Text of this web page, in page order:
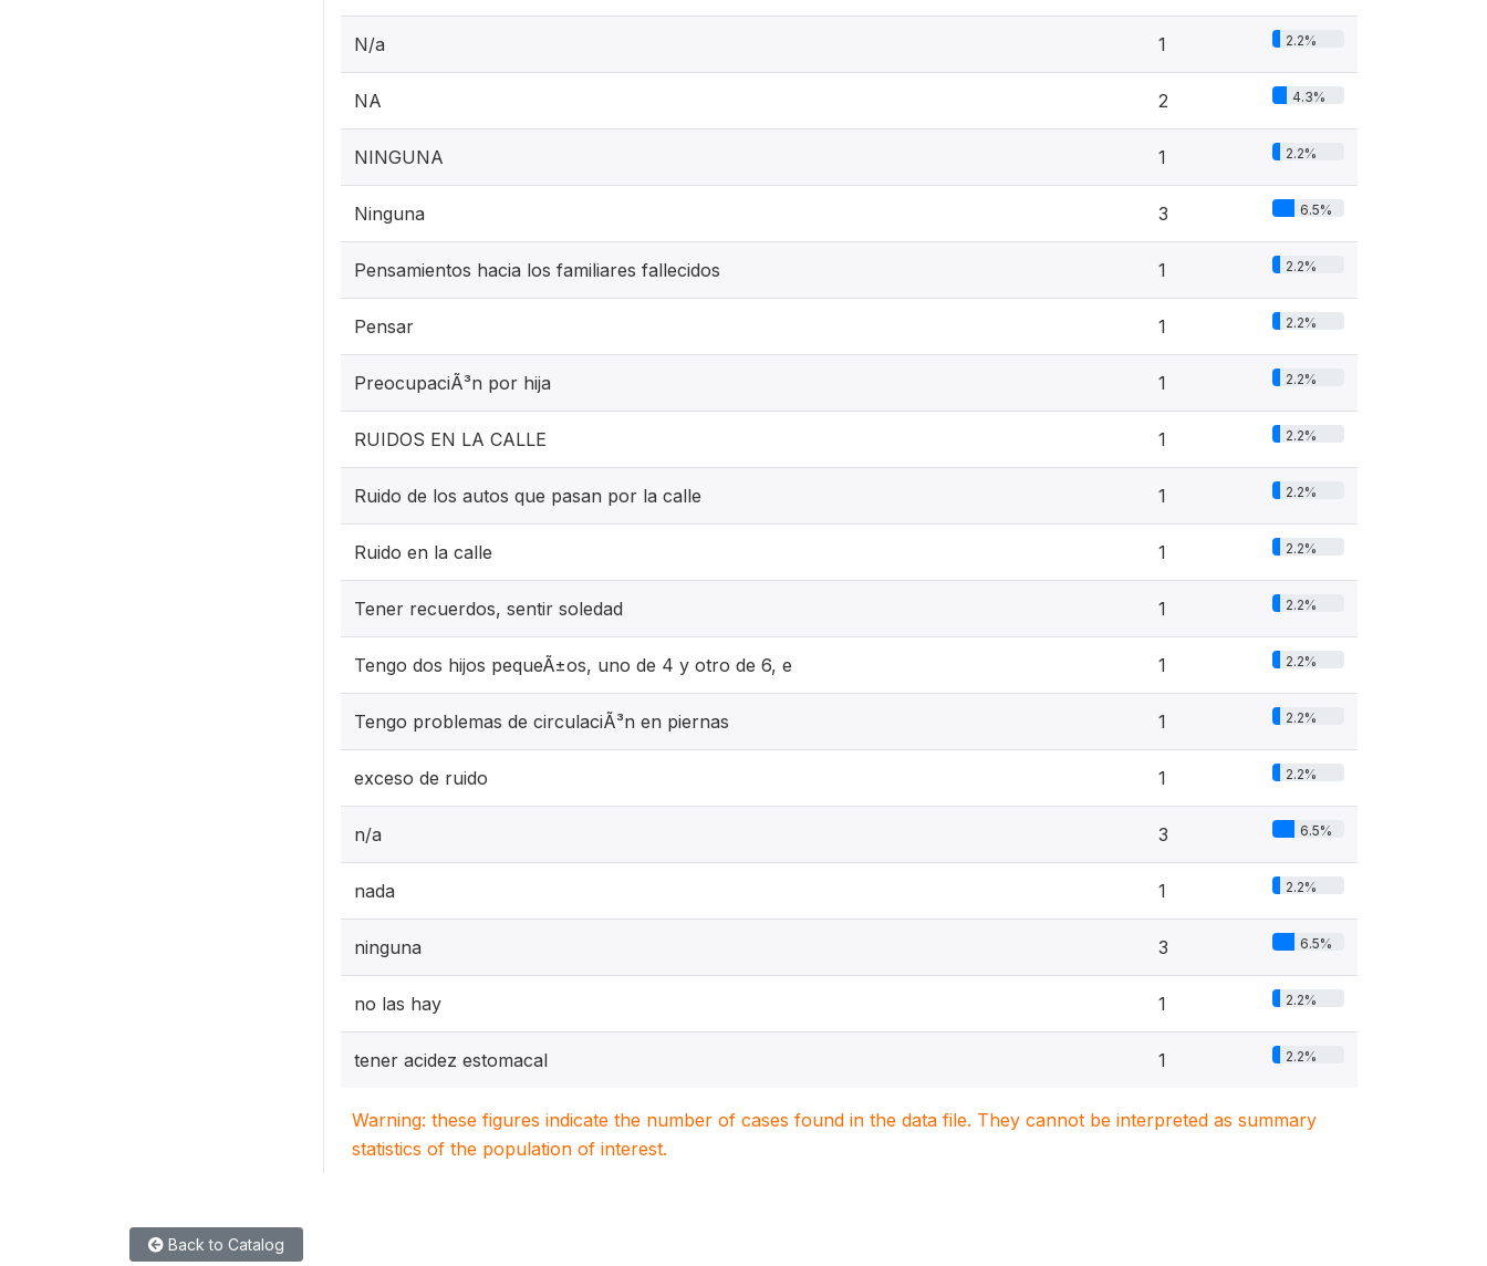
N/a 1 2.2%
NA 2 4.3%
NINGUNA 1 2.2%
Ninguna 3 6.5%
Pensamientos hacia los familiares fallecidos 1 2.2%
Pensar 1 2.2%
PreocupaciÃ³n por hija 1 2.2%
RUIDOS EN LA CALLE 1 2.2%
Ruido de los autos que pasan por la calle 1 2.2%
Ruido en la calle 1 2.2%
Tener recuerdos, sentir soledad 1 2.2%
Tengo dos hijos pequeÃ±os, uno de 4 y otro de 6, e 1 2.2%
Tengo problemas de circulaciÃ³n en piernas 1 2.2%
exceso de ruido 1 2.2%
n/a 3 6.5%
nada 1 2.2%
ninguna 3 6.5%
no las hay 1 2.2%
tener acidez estomacal 1 2.2%
Warning: these figures indicate the number of cases found in the data file. They cannot be interpreted as summary
statistics of the population of interest.
Back to Catalog